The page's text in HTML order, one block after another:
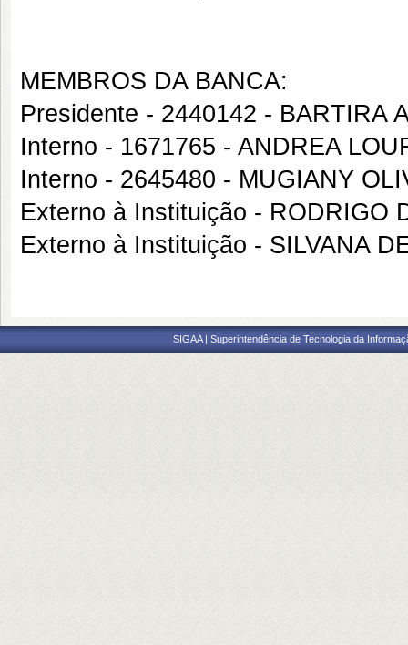
MEMBROS DA BANCA:
Presidente - 2440142 - BARTIRA
Interno - 1671765 - ANDREA
Interno - 2645480 - MUGIANY
Externo à Instituição - RODRIGO
Externo à Instituição - SILVANA
SIGAA | Superintendência de Tecnologia da